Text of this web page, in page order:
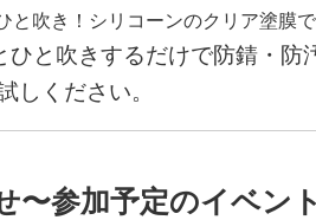
と吹き！シリコーンのクリア塗膜で
と吹きするだけで防錆・防
しください。
〜参加予定のイベン